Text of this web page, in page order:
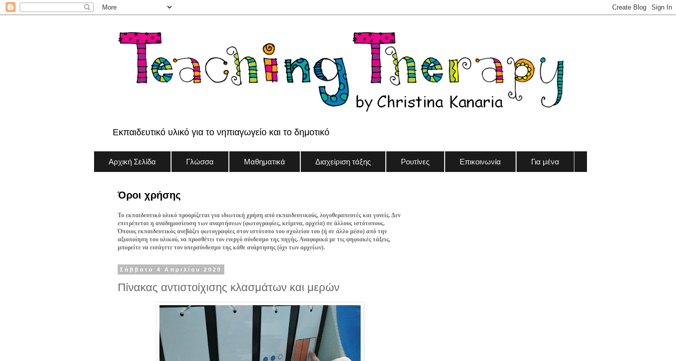
Εκπαιδευτικό υλικό για το νηπιαγωγείο και το δημοτικό
Αρχική Σελίδα Γλώσσα Μαθηματικά Διαχείριση τάξης Ρουτίνες Επικοινωνία Για μένα
Όροι χρήσης
Το εκπαιδευτικό υλικό προορίζεται για ιδιωτική χρήση από εκπαιδευτικούς, λογοθεραπευτές και γονείς. Δεν
επιτρέπεται η αναδημοσίευση των αναρτήσεων (φωτογραφίες, κείμενα, αρχεία) σε άλλους ιστότοπους.
Όποιος εκπαιδευτικός ανεβάζει φωτογραφίες στον ιστότοπο του σχολείου του (ή σε άλλο μέσο) από την
αξιοποίηση του υλικού, να προσθέτει τον ενεργό σύνδεσμο της πηγής. Αναφορικά με τις ψηφιακές τάξεις,
μπορείτε να εισάγετε τον υπερσύνδεσμο της κάθε ανάρτησης (όχι των αρχείων).
Σάββατο 4 Απριλίου 2020
Πίνακας αντιστοίχισης κλασμάτων και μερών